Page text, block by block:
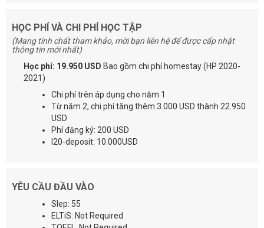
HỌC PHÍ VÀ CHI PHÍ HỌC TẬP
(Mang tính chất tham khảo, mời bạn liên hệ để được cấp nhật
thông tin mới nhất)
Học phí: 19.950 USD Bao gồm chi phí homestay (HP 2020-
2021)
Chi phí trên áp dụng cho năm 1
Từ năm 2, chi phí tăng thêm 3.000 USD thành 22.950
USD
Phí đăng ký: 200 USD
I20-deposit: 10.000USD
YÊU CẦU ĐẦU VÀO
Slep: 55
ELTiS: Not Required